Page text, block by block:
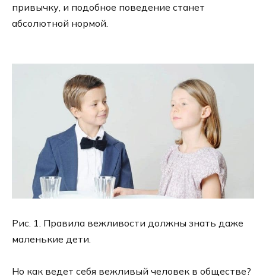
привычку, и подобное поведение станет
абсолютной нормой.
Рис. 1. Правила вежливости должны знать даже
маленькие дети.
Но как ведет себя вежливый человек в обществе?